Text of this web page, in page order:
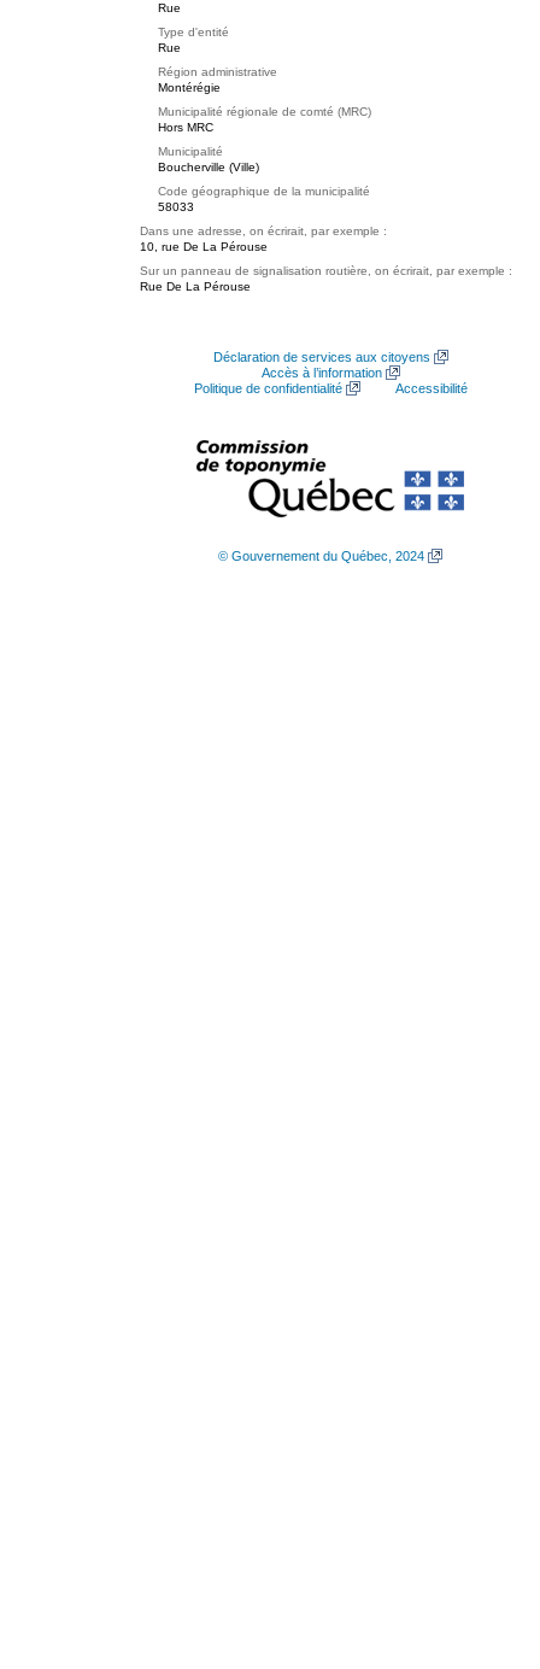
Rue
Type d'entité
Rue
Région administrative
Montérégie
Municipalité régionale de comté (MRC)
Hors MRC
Municipalité
Boucherville (Ville)
Code géographique de la municipalité
58033
Dans une adresse, on écrirait, par exemple :
10, rue De La Pérouse
Sur un panneau de signalisation routière, on écrirait, par exemple :
Rue De La Pérouse
Déclaration de services aux citoyens
Accès à l’information
Politique de confidentialité
Accessibilité
© Gouvernement du Québec, 2024